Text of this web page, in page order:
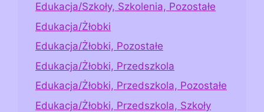
Edukacja/Szkoły, Szkolenia, Pozostałe
Edukacja/Żłobki
Edukacja/Żłobki, Pozostałe
Edukacja/Żłobki, Przedszkola
Edukacja/Żłobki, Przedszkola, Pozostałe
Edukacja/Żłobki, Przedszkola, Szkoły